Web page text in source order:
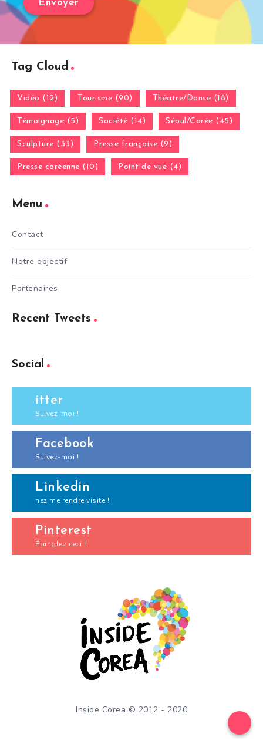
Tag Cloud
Vidéo (12) Tourisme (90) Théatre/Danse (18)
Témoignage (5) Société (14) Séoul/Corée (45)
Sculpture (33) Presse française (9)
Presse coréenne (10) Point de vue (4)
Menu
Contact
Notre objectif
Partenaires
Recent Tweets
Social
itter
Suivez-moi !
Facebook
Suivez-moi !
Linkedin
nez me rendre visite !
Pinterest
Épinglez ceci !
Inside Corea © 2012 - 2020